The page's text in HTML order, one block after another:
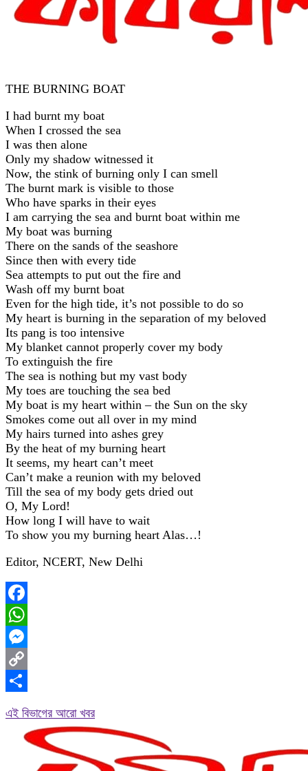
THE BURNING BOAT
I had burnt my boat
When I crossed the sea
I was then alone
Only my shadow witnessed it
Now, the stink of burning only I can smell
The burnt mark is visible to those
Who have sparks in their eyes
I am carrying the sea and burnt boat within me
My boat was burning
There on the sands of the seashore
Since then with every tide
Sea attempts to put out the fire and
Wash off my burnt boat
Even for the high tide, it’s not possible to do so
My heart is burning in the separation of my beloved
Its pang is too intensive
My blanket cannot properly cover my body
To extinguish the fire
The sea is nothing but my vast body
My toes are touching the sea bed
My boat is my heart within – the Sun on the sky
Smokes come out all over in my mind
My hairs turned into ashes grey
By the heat of my burning heart
It seems, my heart can’t meet
Can’t make a reunion with my beloved
Till the sea of my body gets dried out
O, My Lord!
How long I will have to wait
To show you my burning heart Alas…!
Editor, NCERT, New Delhi
Facebook
WhatsApp
Messenger
Copy
এই বিভাগের আরো খবর